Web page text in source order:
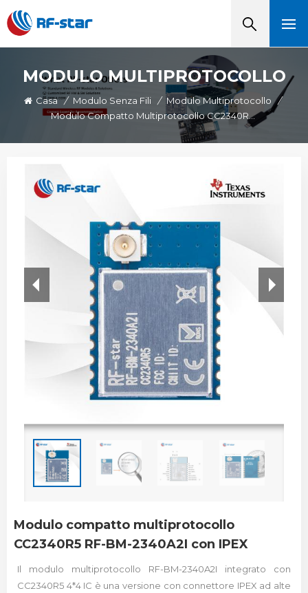
MODULO MULTIPROTOCOLLO
Casa / Modulo Senza Fili / Modulo Multiprotocollo
/
Modulo Compatto Multiprotocollo CC2340R5 RF-BM-2340A2I Con IPEX
Modulo compatto multiprotocollo
CC2340R5 RF-BM-2340A2I con IPEX
Il modulo multiprotocollo RF-BM-2340A2I integrato con
CC2340R5 4*4 IC è una versione con connettore IPEX ad alte